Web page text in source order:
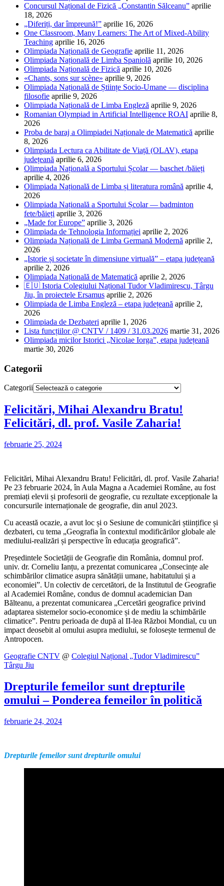
Concursul Național de Fizică „Constantin Sălceanu” aprilie
18, 2026
„Diferiți, dar împreună!” aprilie 16, 2026
One Classroom, Many Learners: The Art of Mixed-Ability
Teaching aprilie 16, 2026
Olimpiada Națională de Geografie aprilie 11, 2026
Olimpiada Națională de Limba Spaniolă aprilie 10, 2026
Olimpiada Națională de Fizică aprilie 10, 2026
«Chants, sons sur scène» aprilie 9, 2026
Olimpiada Națională de Științe Socio-Umane — disciplina
filosofie aprilie 9, 2026
Olimpiada Națională de Limba Engleză aprilie 9, 2026
Romanian Olympiad in Artificial Intelligence ROAI aprilie 8,
2026
Proba de baraj a Olimpiadei Naționale de Matematică aprilie
8, 2026
Olimpiada Lectura ca Abilitate de Viață (OLAV), etapa
județeană aprilie 6, 2026
Olimpiada Națională a Sportului Școlar — baschet /băieți
aprilie 4, 2026
Olimpiada Națională de Limba și literatura română aprilie 4,
2026
Olimpiada Națională a Sportului Școlar — badminton
fete/băieți aprilie 3, 2026
„Made for Europe” aprilie 3, 2026
Olimpiada de Tehnologia Informației aprilie 2, 2026
Olimpiada Națională de Limba Germană Modernă aprilie 2,
2026
„Istorie și societate în dimensiune virtuală” – etapa județeană
aprilie 2, 2026
Olimpiada Națională de Matematică aprilie 2, 2026
🇪🇺 Istoria Colegiului Național Tudor Vladimirescu, Târgu
Jiu, în proiectele Ersamus aprilie 2, 2026
Olimpiada de Limba Engleză – etapa județeană aprilie 2,
2026
Olimpiada de Dezbateri aprilie 1, 2026
Lista funcțiilor @ CNTV / 1409 / 31.03.2026 martie 31, 2026
Olimpiada micilor Istorici „Nicolae Iorga”, etapa județeană
martie 30, 2026
Categorii
Categorii
Felicitări, Mihai Alexandru Bratu!
Felicitări, dl. prof. Vasile Zaharia!
februarie 25, 2024
Felicitări, Mihai Alexandru Bratu! Felicitări, dl. prof. Vasile Zaharia!
Pe 23 februarie 2024, în Aula Magna a Academiei Române, au fost
premiați elevii și profesorii de geografie, cu rezultate excepționale la
concursurile internaționale de geografie, din anul 2023.
Cu această ocazie, a avut loc și o Sesiune de comunicări științifice și
dezbateri, cu tema „Geografia în contextul modificărilor globale ale
mediului-realizări și perspective în educația geografică”.
Președintele Societății de Geografie din România, domnul prof.
univ. dr. Corneliu Ianțu, a prezentat comunicarea „Consecințe ale
schimbărilor climatice asupra sănătății umane, habitatului și a
economiei”. Un colectiv de cercetători, de la Institutul de Geografie
al Academiei Române, condus de domnul academician Dan
Bălteanu, a prezentat comunicarea „Cercetări geografice privind
adaptarea sistemelor socio-economice și de mediu la schimbările
climatice”. Pentru perioada de după al II-lea Război Mondial, cu un
impact deosebit al omului asupra mediului, se folosește termenul de
Antropocen.
Geografie CNTV @ Colegiul Național „Tudor Vladimirescu”
Târgu Jiu
Drepturile femeilor sunt drepturile
omului – Ponderea femeilor în politică
februarie 24, 2024
Drepturile femeilor sunt drepturile omului